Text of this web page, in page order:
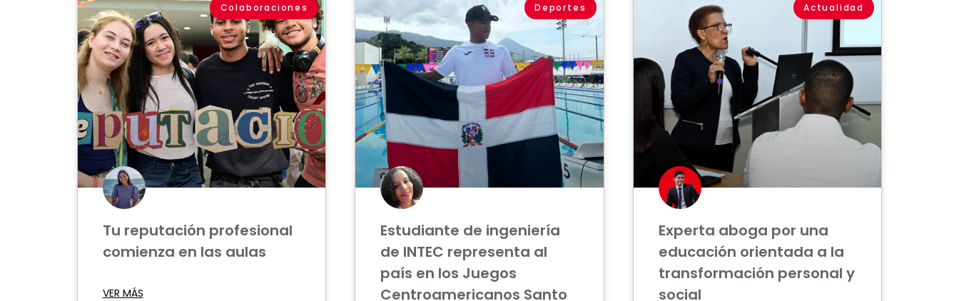
Colaboraciones
Tu reputación profesional
comienza en las aulas
VER MÁS
Deportes
Estudiante de ingeniería
de INTEC representa al
país en los Juegos
Centroamericanos Santo
Actualidad
Experta aboga por una
educación orientada a la
transformación personal y
social